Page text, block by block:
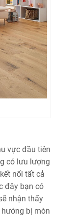
vực đầu tiên
có lưu lượng
nối tất cả
đây bạn có
nhận thấy
bị mòn